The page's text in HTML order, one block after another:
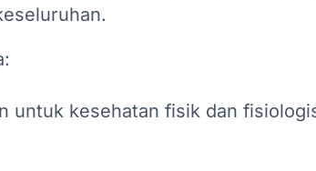
untuk kesehatan fisik dan